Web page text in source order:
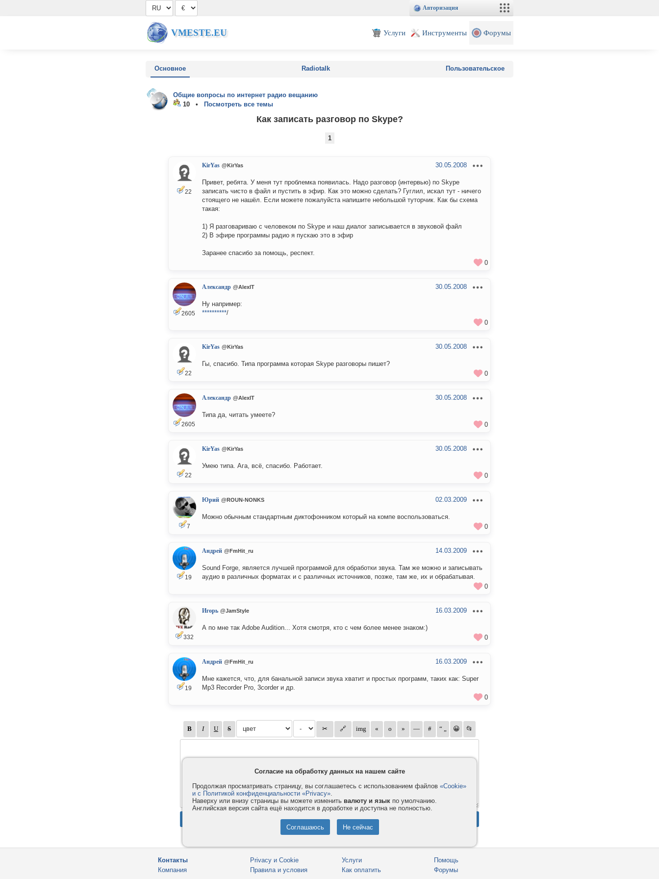
Авторизация
VMESTE.EU Услуги Инструменты Форумы
Основное Radiotalk Пользовательское
Общие вопросы по интернет радио вещанию
10 •
Посмотреть все темы
Как записать разговор по Skype?
1
22
KirYas @KirYas 30.05.2008
Привет, ребята. У меня тут проблемка появилась. Надо разговор (интервью) по Skype
записать чисто в файл и пустить в эфир. Как это можно сделать? Гуглил, искал тут - ничего
стоящего не нашёл. Если можете пожалуйста напишите небольшой туторчик. Как бы схема
такая:
1) Я разговариваю с человеком по Skype и наш диалог записывается в звуковой файл
2) В эфире программы радио я пускаю это в эфир
Заранее спасибо за помощь, респект.
0
2605
Александр @AlexIT 30.05.2008
Ну например:
**********/
0
22
KirYas @KirYas 30.05.2008
Гы, спасибо. Типа программа которая Skype разговоры пишет?
0
2605
Александр @AlexIT 30.05.2008
Типа да, читать умеете?
0
22
KirYas @KirYas 30.05.2008
Умею типа. Ага, всё, спасибо. Работает.
0
7
Юрий @ROUN-NONKS 02.03.2009
Можно обычным стандартным диктофонником который на компе воспользоваться.
0
19
Андрей @FmHit_ru 14.03.2009
Sound Forge, является лучшей программой для обработки звука. Там же можно и записывать
аудио в различных форматах и с различных источников, позже, там же, их и обрабатывая.
0
332
Игорь @JamStyle 16.03.2009
А по мне так Adobe Audition... Хотя смотря, кто с чем более менее знаком:)
0
19
Андрей @FmHit_ru 16.03.2009
Мне кажется, что, для банальной записи звука хватит и простых программ, таких как: Super
Mp3 Recorder Pro, 3corder и др.
0
Контакты
Компания
Privacy и Cookie
Правила и условия
Услуги
Как оплатить
Помощь
Форумы
Согласие на обработку данных на нашем сайте
Продолжая просматривать страницу, вы соглашаетесь с использованием файлов «Cookie»
и с Политикой конфиденциальности «Privacy».
Наверху или внизу страницы вы можете изменить валюту и язык по умолчанию.
Английская версия сайта ещё находится в доработке и доступна не полностью.